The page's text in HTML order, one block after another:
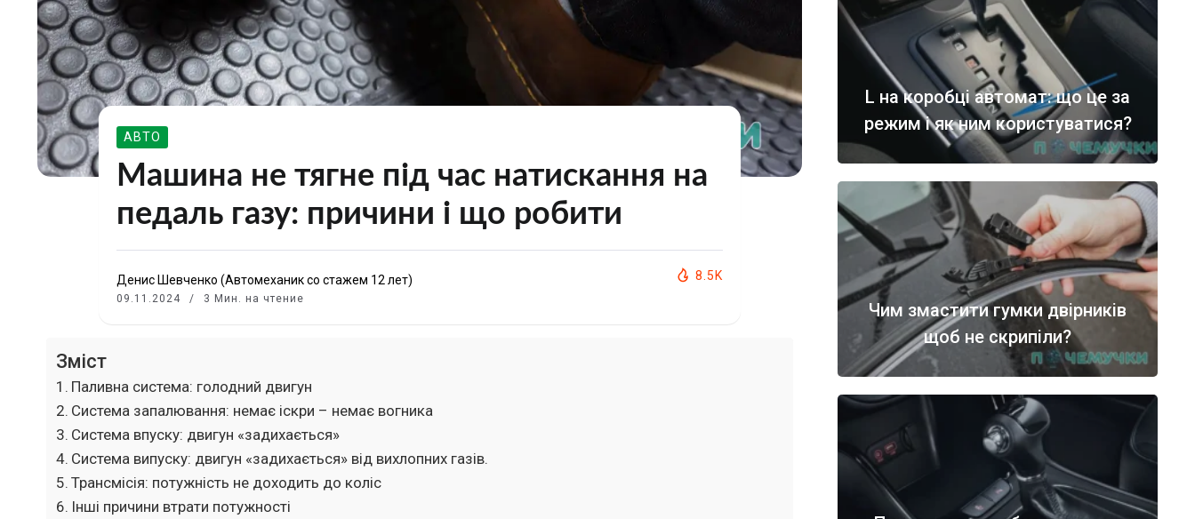
АВТО
Машина не тягне під час натискання на
педаль газу: причини і що робити
Денис Шевченко (Автомеханик со стажем 12 лет)
09.11.2024 3 Мин. на чтение
8.5K
Зміст
Паливна система: голодний двигун
Система запалювання: немає іскри – немає вогника
Система впуску: двигун «задихається»
Система випуску: двигун «задихається» від вихлопних газів.
Трансмісія: потужність не доходить до коліс
Інші причини втрати потужності
L на коробці автомат: що це за
режим і як ним користуватися?
Чим змастити гумки двірників
щоб не скрипіли?